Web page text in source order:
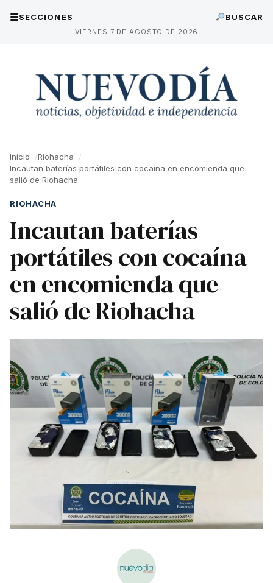
☰SECCIONES
VIERNES 7 DE AGOSTO DE 2026
BUSCAR
Inicio
Riohacha
Incautan baterías portátiles con cocaína en encomienda que
salió de Riohacha
RIOHACHA
Incautan baterías
portátiles con cocaína
en encomienda que
salió de Riohacha